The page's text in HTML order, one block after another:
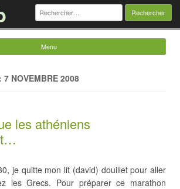
Rechercher :
Menu
7 NOVEMBRE 2008
les athéniens
je quitte mon lit (david) douillet pour aller
les Grecs. Pour préparer ce marathon